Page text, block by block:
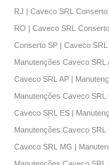
RJ | Caveco SRL
RO | Caveco SRL
Conserto SP | Caveco
Manutenções Caveco SRL
Caveco SRL AP |
Manutenções Caveco
Caveco SRL ES |
Manutenções Caveco
Caveco SRL MG |